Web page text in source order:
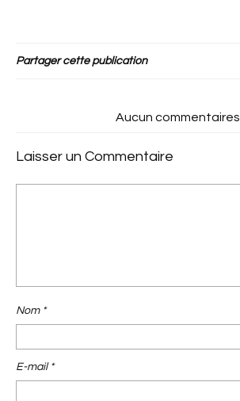
Partager cette publication
Aucun commentaires
Laisser un Commentaire
Nom *
E-mail *